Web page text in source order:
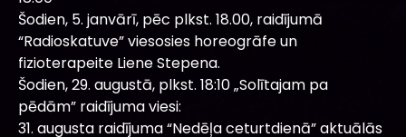
Šodien, 5. janvārī, pēc plkst. 18.00, raidījumā
“Radioskatuve” viesosies horeogrāfe un
fizioterapeite Liene Stepena.
Šodien, 29. augustā, plkst. 18:10 „Solītajam pa
pēdām” raidījuma viesi:
31. augusta raidījuma “Nedēļa ceturtdienā” aktuālās